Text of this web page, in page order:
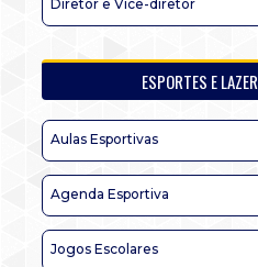
Diretor e Vice-diretor
ESPORTES E LAZER
Aulas Esportivas
Agenda Esportiva
Jogos Escolares